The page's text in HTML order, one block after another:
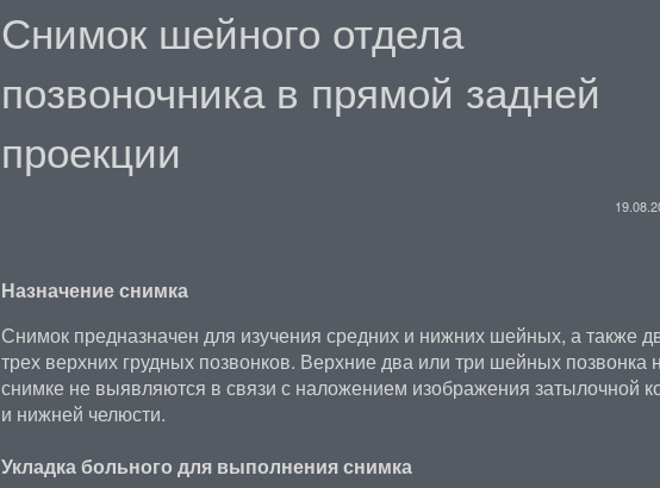
Снимок шейного отдела
позвоночника в прямой задней
проекции
Назначение снимка
Снимок предназначен для изучения средних и нижних шейных, а также
трех верхних грудных позвонков. Верхние два или три шейных позвонка
снимке не выявляются в связи с наложением изображения затылочной
и нижней челюсти.
Укладка больного для выполнения снимка